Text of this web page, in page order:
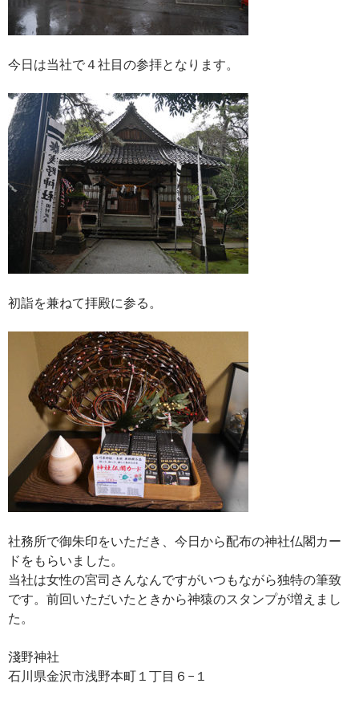
今日は当社で４社目の参拝となります。
初詣を兼ねて拝殿に参る。
社務所で御朱印をいただき、今日から配布の神社仏閣カー
ドをもらいました。
当社は女性の宮司さんなんですがいつもながら独特の筆致
です。前回いただいたときから神猿のスタンプが増えまし
た。
淺野神社
石川県金沢市浅野本町１丁目６−１